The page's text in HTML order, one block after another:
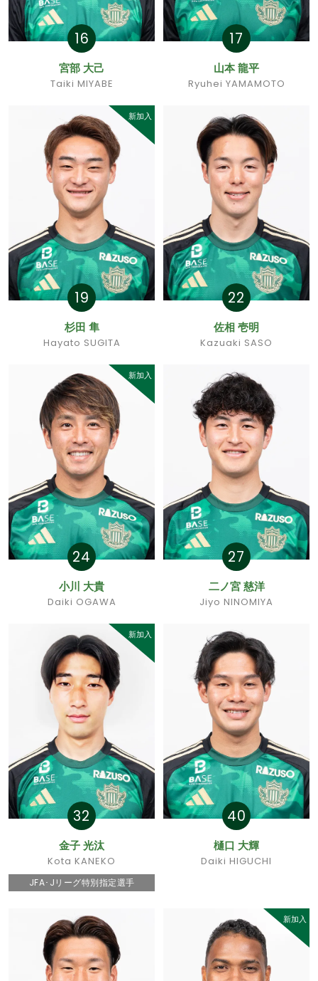
16
宮部 大己
Taiki MIYABE
17
山本 龍平
Ryuhei YAMAMOTO
新加入
19
杉田 隼
Hayato SUGITA
22
佐相 壱明
Kazuaki SASO
新加入
24
小川 大貴
Daiki OGAWA
27
二ノ宮 慈洋
Jiyo NINOMIYA
新加入
32
金子 光汰
Kota KANEKO
JFA･Jリーグ特別指定選手
40
樋口 大輝
Daiki HIGUCHI
新加入